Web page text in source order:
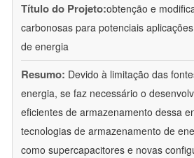
Título do Projeto:obtenção e
carbonosas para potenciais
de energia
Resumo: Devido à limitação das
energia, se faz necessário o
eficientes de armazenamento dessa
tecnologias de armazenamento de
como supercapacitores e novas